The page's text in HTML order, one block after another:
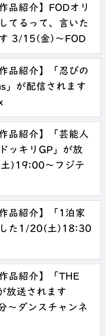
品紹介】FODオリ
てるって、言いた
3/15(金)～FOD
品紹介】「忍びの
」が配信されます
品紹介】「芸能人
ッキリGP」が放
)19:00～フジテ
品紹介】「1泊家
した1/20(土)18:30
品紹介】「THE
放送されます
ダンスチャンネ